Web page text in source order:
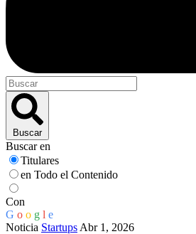
Buscar
Buscar en
Titulares
en Todo el Contenido
Con
G o o g l e
Noticia Startups Abr 1, 2026